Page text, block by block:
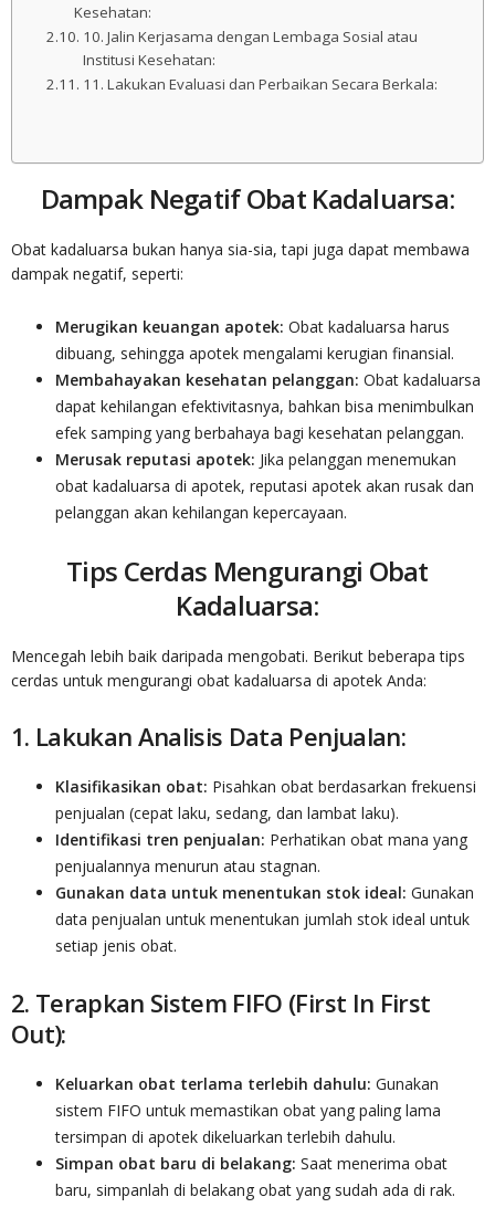
Kesehatan:
10. Jalin Kerjasama dengan Lembaga Sosial atau
Institusi Kesehatan:
11. Lakukan Evaluasi dan Perbaikan Secara Berkala:
Dampak Negatif Obat Kadaluarsa:
Obat kadaluarsa bukan hanya sia-sia, tapi juga dapat membawa
dampak negatif, seperti:
Merugikan keuangan apotek: Obat kadaluarsa harus
dibuang, sehingga apotek mengalami kerugian finansial.
Membahayakan kesehatan pelanggan: Obat kadaluarsa
dapat kehilangan efektivitasnya, bahkan bisa menimbulkan
efek samping yang berbahaya bagi kesehatan pelanggan.
Merusak reputasi apotek: Jika pelanggan menemukan
obat kadaluarsa di apotek, reputasi apotek akan rusak dan
pelanggan akan kehilangan kepercayaan.
Tips Cerdas Mengurangi Obat
Kadaluarsa:
Mencegah lebih baik daripada mengobati. Berikut beberapa tips
cerdas untuk mengurangi obat kadaluarsa di apotek Anda:
1. Lakukan Analisis Data Penjualan:
Klasifikasikan obat: Pisahkan obat berdasarkan frekuensi
penjualan (cepat laku, sedang, dan lambat laku).
Identifikasi tren penjualan: Perhatikan obat mana yang
penjualannya menurun atau stagnan.
Gunakan data untuk menentukan stok ideal: Gunakan
data penjualan untuk menentukan jumlah stok ideal untuk
setiap jenis obat.
2. Terapkan Sistem FIFO (First In First
Out):
Keluarkan obat terlama terlebih dahulu: Gunakan
sistem FIFO untuk memastikan obat yang paling lama
tersimpan di apotek dikeluarkan terlebih dahulu.
Simpan obat baru di belakang: Saat menerima obat
baru, simpanlah di belakang obat yang sudah ada di rak.